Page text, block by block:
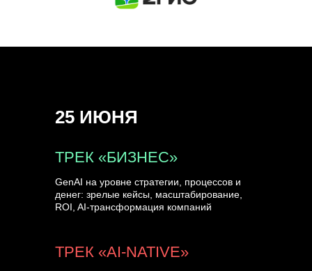
ТРЕК «БИЗНЕС»
GenAI на уровне стратегии, процессов и
денег: зрелые кейсы, масштабирование,
ROI, AI-трансформация компаний
ТРЕК «AI-NATIVE»
25 ИЮНЯ